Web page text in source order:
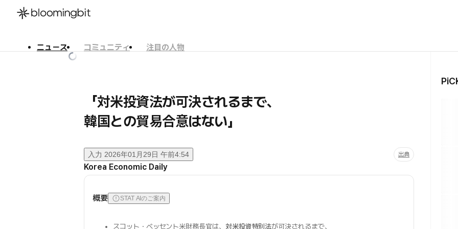
ニュース コミュニティ
注目の人物
「対米投資法が可決されるまで、
韓国との貿易合意はない」
入力 2026年01月29日 午前4:54 出典
Korea Economic Daily
概要 STAT AIのご案内
スコット・ベッセント米財務長官は、 対米投資特別法が可決されるまで、